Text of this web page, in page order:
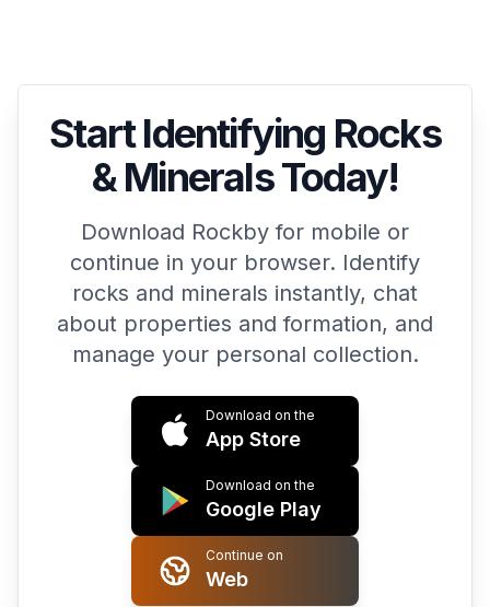
Start Identifying Rocks
& Minerals Today!
Download Rockby for mobile or
continue in your browser. Identify
rocks and minerals instantly, chat
about properties and formation, and
manage your personal collection.
Download on the
App Store
Download on the
Google Play
Continue on
Web